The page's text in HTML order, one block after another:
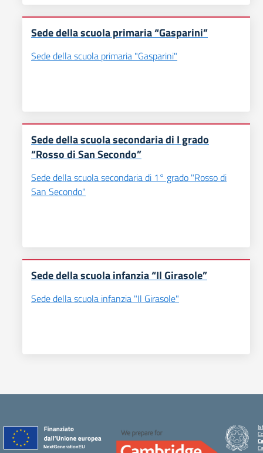
Sede della scuola primaria “Gasparini”
Sede della scuola primaria "Gasparini"
Sede della scuola secondaria di I grado
“Rosso di San Secondo”
Sede della scuola secondaria di 1° grado "Rosso di
San Secondo"
Sede della scuola infanzia “Il Girasole”
Sede della scuola infanzia "Il Girasole"